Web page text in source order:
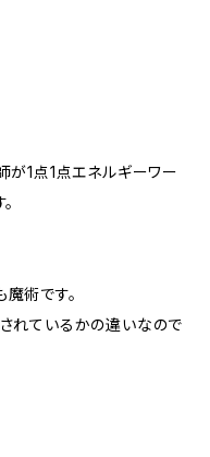
が1点1点エネルギーワー
術です。
れているかの違いなので